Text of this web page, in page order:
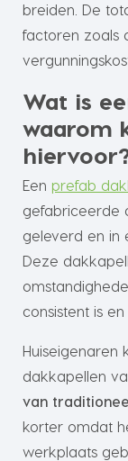
breiden. De
factoren zoals
Wat is
waarom
Een prefab
gefabriceerde
geleverd en in
Deze
consistent is
Huiseigenaren
dakkapellen
van
korter omdat
werkplaats